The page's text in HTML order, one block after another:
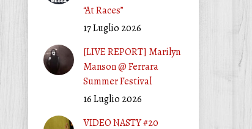
“At Races”
17 Luglio 2026
[LIVE REPORT] Marilyn
Manson @ Ferrara
Summer Festival
16 Luglio 2026
VIDEO NASTY #20